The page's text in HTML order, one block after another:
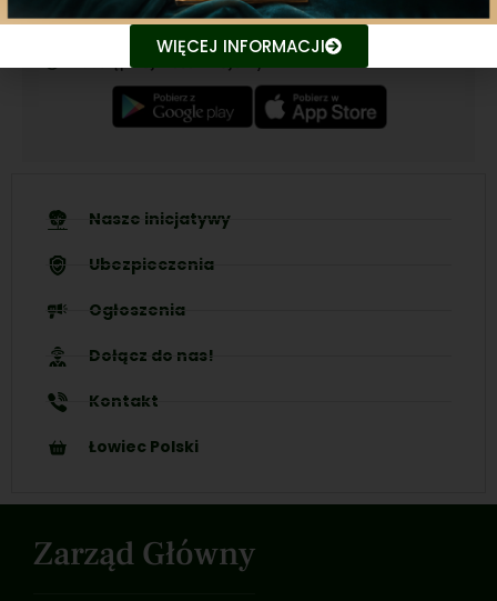
Śledź aktualne wydarzenia
Udostępniaj treści znajomym
Nasze inicjatywy
Ubezpieczenia
Ogłoszenia
Dołącz do nas!
Kontakt
Łowiec Polski
Zarząd Główny
WIĘCEJ INFORMACJI